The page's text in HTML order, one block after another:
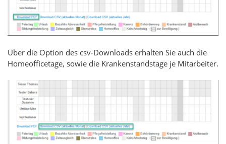
Über die Option des csv-Downloads erhalten Sie auch die
Homeofficetage, sowie die Krankenstandstage je Mitarbeiter.